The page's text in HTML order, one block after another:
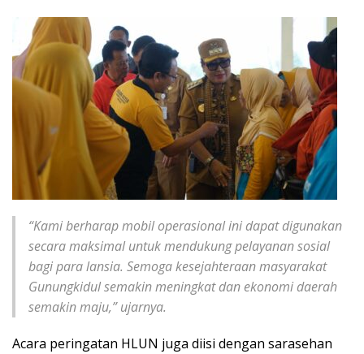
“Kami berharap mobil operasional ini dapat digunakan
secara maksimal untuk mendukung pelayanan sosial
bagi para lansia. Semoga kesejahteraan masyarakat
Gunungkidul semakin meningkat dan ekonomi daerah
semakin maju,”ujarnya.
Acara peringatan HLUN juga diisi dengan sarasehan